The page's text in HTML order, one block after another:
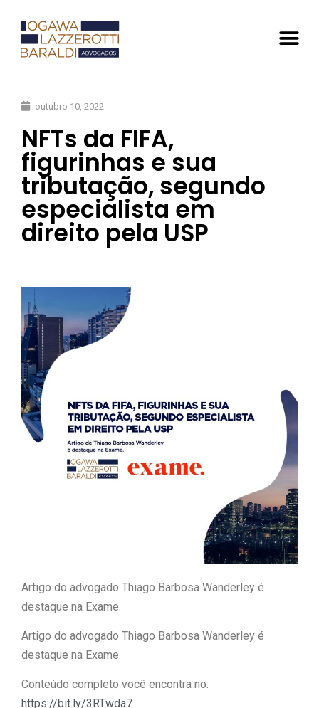
outubro 10, 2022
NFTs da FIFA,
figurinhas e sua
tributação, segundo
especialista em
direito pela USP
Artigo do advogado Thiago Barbosa Wanderley é
destaque na Exame.
Artigo do advogado Thiago Barbosa Wanderley é
destaque na Exame.
Conteúdo completo você encontra no:
https://bit.ly/3RTwda7